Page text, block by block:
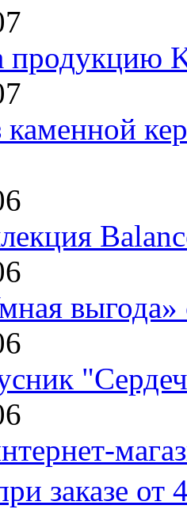
продукцию
выгода»
заказе от